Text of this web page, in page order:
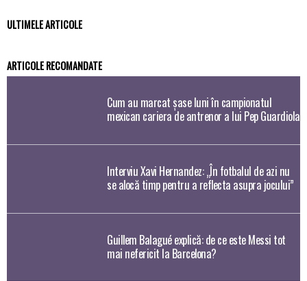
ULTIMELE ARTICOLE
ARTICOLE RECOMANDATE
Cum au marcat şase luni în campionatul
mexican cariera de antrenor a lui Pep Guardiola
Interviu Xavi Hernandez: „În fotbalul de azi nu
se alocă timp pentru a reflecta asupra jocului”
Guillem Balagué explică: de ce este Messi tot
mai nefericit la Barcelona?